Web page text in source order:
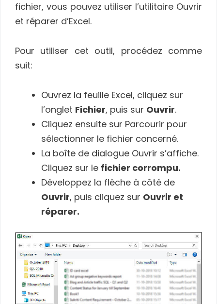
fichier, vous pouvez utiliser l’utilitaire Ouvrir
et réparer d’Excel.
Pour utiliser cet outil, procédez comme
suit:
Ouvrez la feuille Excel, cliquez sur
l’onglet Fichier, puis sur Ouvrir.
Cliquez ensuite sur Parcourir pour
sélectionner le fichier concerné.
La boîte de dialogue Ouvrir s’affiche.
Cliquez sur le fichier corrompu.
Développez la flèche à côté de
Ouvrir, puis cliquez sur Ouvrir et
réparer.